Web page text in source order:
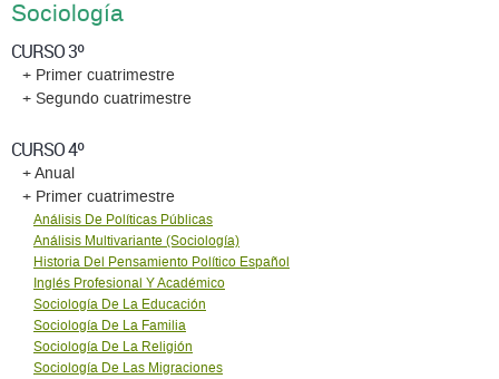
Sociología
CURSO 3º
+ Primer cuatrimestre
+ Segundo cuatrimestre
CURSO 4º
+ Anual
+ Primer cuatrimestre
Análisis De Políticas Públicas
Análisis Multivariante (Sociología)
Historia Del Pensamiento Político Español
Inglés Profesional Y Académico
Sociología De La Educación
Sociología De La Familia
Sociología De La Religión
Sociología De Las Migraciones